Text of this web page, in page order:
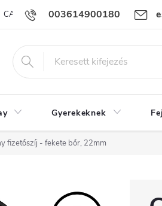
003614900180
CARNEO Pay alkalmazás ÜZLETI
Gyerekeknek
fizetőszíj - fekete bőr, 22mm